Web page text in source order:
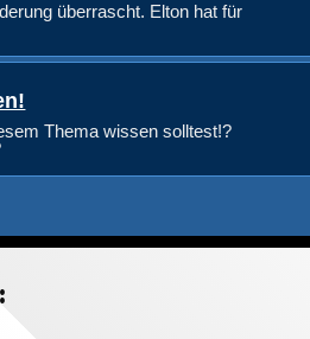
überrascht. Elton hat für
Thema wissen solltest!?